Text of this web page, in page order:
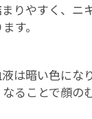
りやすく、
す。
は暗い色に
ることで顔の